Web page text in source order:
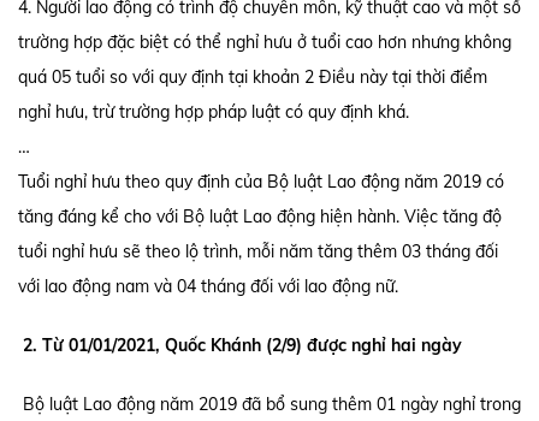
4. Người lao động có trình độ chuyên môn, kỹ thuật cao và một số
trường hợp đặc biệt có thể nghỉ hưu ở tuổi cao hơn nhưng không
quá 05 tuổi so với quy định tại khoản 2 Điều này tại thời điểm
nghỉ hưu, trừ trường hợp pháp luật có quy định khá.
…
Tuổi nghỉ hưu theo quy định của Bộ luật Lao động năm 2019 có
tăng đáng kể cho với Bộ luật Lao động hiện hành. Việc tăng độ
tuổi nghỉ hưu sẽ theo lộ trình, mỗi năm tăng thêm 03 tháng đối
với lao động nam và 04 tháng đối với lao động nữ.
2. Từ 01/01/2021, Quốc Khánh (2/9) được nghỉ hai ngày
Bộ luật Lao động năm 2019 đã bổ sung thêm 01 ngày nghỉ trong